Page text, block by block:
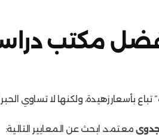
مكتب
بأسعار زهيدة، ولكنها لا تساوي
معتمد، ابحث عن المعايير التالية: